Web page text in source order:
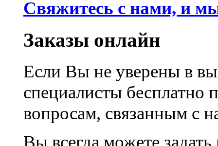
Свяжитесь с нами, и
Заказы онлайн
Если Вы не уверены в
специалисты
вопросам, связанным с